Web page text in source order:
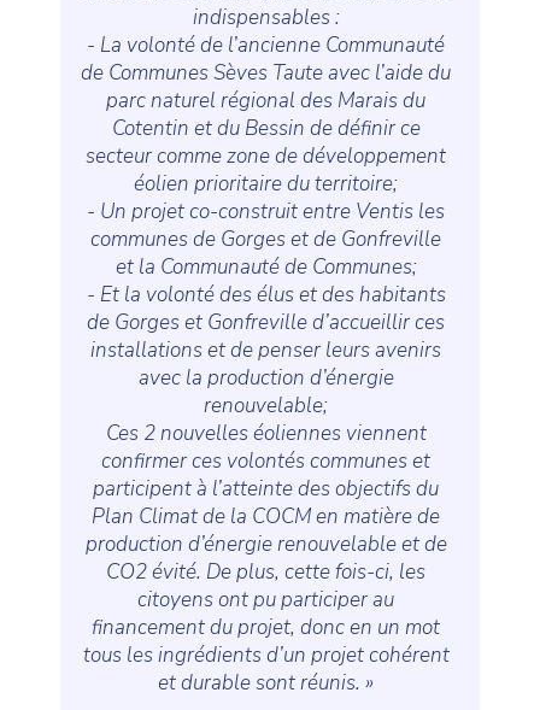
indispensables :
- La volonté de l’ancienne Communauté
de Communes Sèves Taute avec l’aide du
parc naturel régional des Marais du
Cotentin et du Bessin de définir ce
secteur comme zone de développement
éolien prioritaire du territoire;
- Un projet co-construit entre Ventis les
communes de Gorges et de Gonfreville
et la Communauté de Communes;
- Et la volonté des élus et des habitants
de Gorges et Gonfreville d’accueillir ces
installations et de penser leurs avenirs
avec la production d’énergie
renouvelable;
Ces 2 nouvelles éoliennes viennent
confirmer ces volontés communes et
participent à l’atteinte des objectifs du
Plan Climat de la COCM en matière de
production d’énergie renouvelable et de
CO2 évité. De plus, cette fois-ci, les
citoyens ont pu participer au
financement du projet, donc en un mot
tous les ingrédients d’un projet cohérent
et durable sont réunis. »